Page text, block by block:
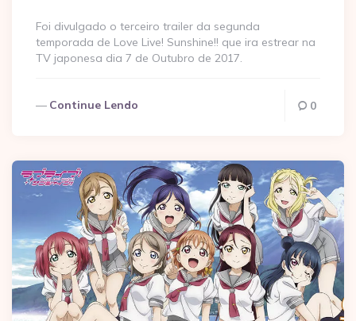
Foi divulgado o terceiro trailer da segunda
temporada de Love Live! Sunshine!! que ira estrear na
TV japonesa dia 7 de Outubro de 2017.
Continue Lendo 0